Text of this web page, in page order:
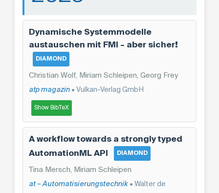
Dynamische Systemmodelle
austauschen mit FMI – aber sicher!
DIAMOND
Christian Wolf, Miriam Schleipen, Georg Frey
atp magazin • Vulkan-Verlag GmbH
Show BibTeX
A workflow towards a strongly typed
AutomationML API
DIAMOND
Tina Mersch, Miriam Schleipen
at – Automatisierungstechnik • Walter de